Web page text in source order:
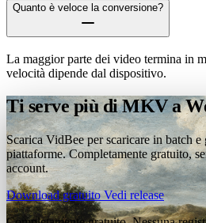
Quanto è veloce la conversione?
La maggior parte dei video termina in
velocità dipende dal dispositivo.
Ti serve più di MKV a
Scarica VidBee per scaricare in batch
piattaforme. Completamente gratuito,
account.
Download gratuitoVedi release